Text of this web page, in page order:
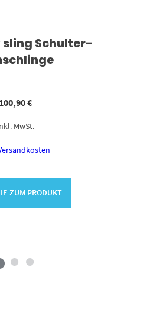
sling Schulter-
100,90€
MwSt.
ZUM PRODUKT